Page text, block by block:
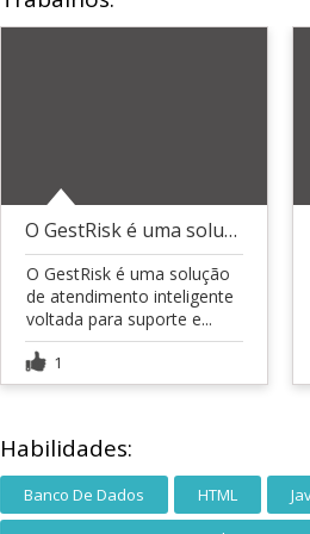
O GestRisk é uma solução de atendimento inteligent
O GestRisk é uma solução
de atendimento inteligente
voltada para suporte e...
1
Habilidades:
Banco De Dados HTML